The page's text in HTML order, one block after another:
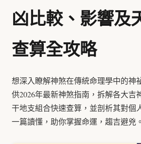
凶比較、影響及
查算全攻略
想深入瞭解神煞在傳統命理學中的神
供2026年最新神煞指南，拆解各大吉
干地支組合快速查算，並剖析其對個
一篇讀懂，助你掌握命運，趨吉避兇。